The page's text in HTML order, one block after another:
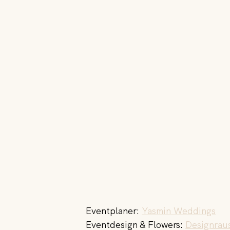
Eventplaner: Yasmin Weddings
Eventdesign & Flowers: